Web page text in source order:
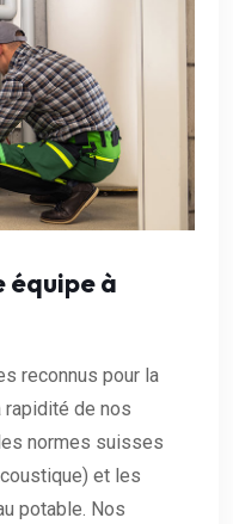
équipe à
reconnus pour la
de nos
normes suisses
et les
potable. Nos